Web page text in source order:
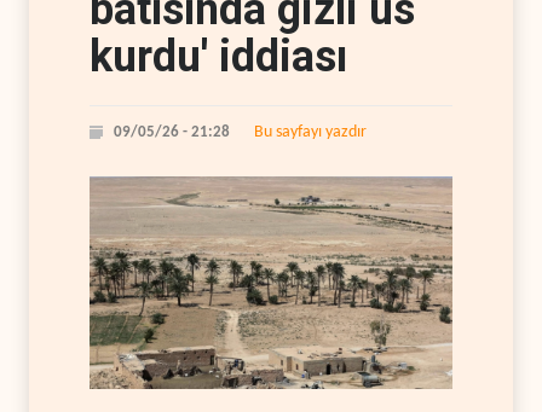
kurdu' iddiası
09/05/26 - 21:28 Bu sayfayı yazdır